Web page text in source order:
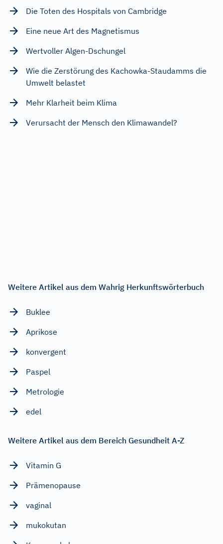
Die Toten des Hospitals von Cambridge
Eine neue Art des Magnetismus
Wertvoller Algen-Dschungel
Wie die Zerstörung des Kachowka-Staudamms die
Umwelt belastet
Mehr Klarheit beim Klima
Verursacht der Mensch den Klimawandel?
Weitere Artikel aus dem Wahrig Herkunftswörterbuch
Buklee
Aprikose
konvergent
Paspel
Metrologie
edel
Weitere Artikel aus dem Bereich Gesundheit A-Z
Vitamin G
Prämenopause
vaginal
mukokutan